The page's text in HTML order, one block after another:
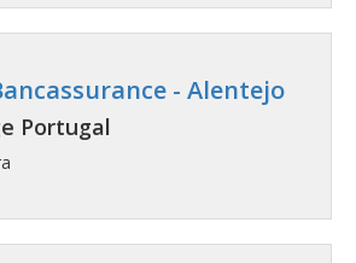
- Alentejo
Portugal